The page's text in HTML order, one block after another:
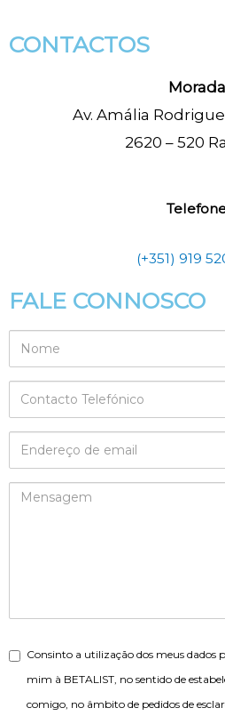
CONTACTOS
Morada
Av. Amália
2620 – 520
(+351) 919
FALE CONNOSCO
Consinto a utilização dos meus dados
mim à BETALIST, no sentido de
comigo, no âmbito de pedidos de